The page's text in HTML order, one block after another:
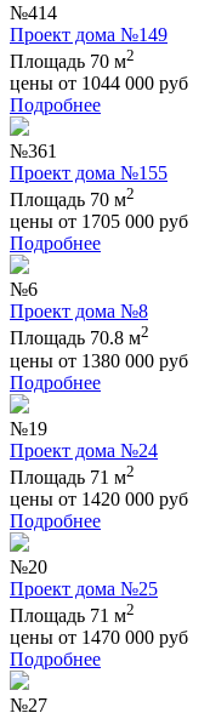
№414
Проект дома №149
Площадь 70 м2
цены от 1044 000 руб
Подробнее
№361
Проект дома №155
Площадь 70 м2
цены от 1705 000 руб
Подробнее
№6
Проект дома №8
Площадь 70.8 м2
цены от 1380 000 руб
Подробнее
№19
Проект дома №24
Площадь 71 м2
цены от 1420 000 руб
Подробнее
№20
Проект дома №25
Площадь 71 м2
цены от 1470 000 руб
Подробнее
№27